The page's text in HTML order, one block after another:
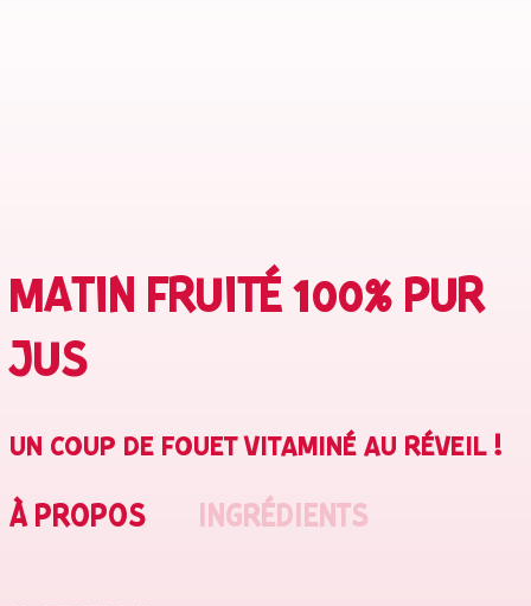
MATIN FRUITÉ 100% PUR
JUS
UN COUP DE FOUET VITAMINÉ AU RÉVEIL !
À PROPOS INGRÉDIENTS